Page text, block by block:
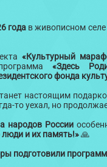
года в живописном селе
«Культурный
«Здесь
фонда
настоящим
то уехал, но
народов России
и их память!»🙏
подготовили